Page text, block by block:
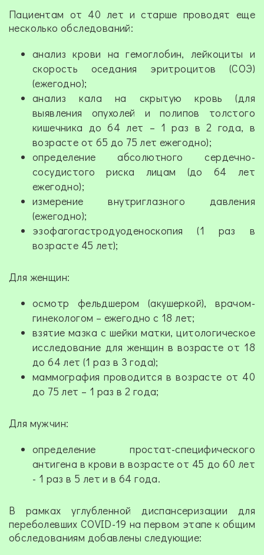
Пациентам от 40 лет и старше проводят еще
несколько обследований:
анализ крови на гемоглобин, лейкоциты и
скорость оседания эритроцитов (СОЭ)
(ежегодно);
анализ кала на скрытую кровь (для
выявления опухолей и полипов толстого
кишечника до 64 лет – 1 раз в 2 года, в
возрасте от 65 до 75 лет ежегодно);
определение абсолютного сердечно-
сосудистого риска лицам (до 64 лет
ежегодно);
измерение внутриглазного давления
(ежегодно);
эзофагогастродуоденоскопия (1 раз в
возрасте 45 лет);
Для женщин:
осмотр фельдшером (акушеркой), врачом-
гинекологом – ежегодно с 18 лет;
взятие мазка с шейки матки, цитологическое
исследование для женщин в возрасте от 18
до 64 лет (1 раз в 3 года);
маммография проводится в возрасте от 40
до 75 лет – 1 раз в 2 года;
Для мужчин:
определение простат-специфического
антигена в крови в возрасте от 45 до 60 лет
- 1 раз в 5 лет и в 64 года.
В рамках углубленной диспансеризации для
переболевших COVID-19 на первом этапе к общим
обследованиям добавлены следующие: